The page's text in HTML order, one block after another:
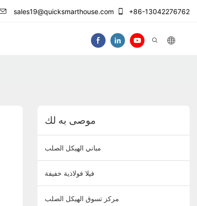
sales19@quicksmarthouse.com +86-13042276762
موصى به لك
مباني الهيكل الصلب
فيلا فولاذية خفيفة
مركز تسوق الهيكل الصلب